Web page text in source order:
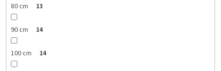
80 cm 13
90 cm 14
100 cm 14